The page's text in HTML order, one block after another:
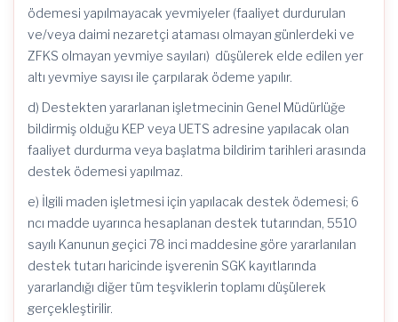
ödemesi yapılmayacak yevmiyeler (faaliyet durdurulan
ve/veya daimi nezaretçi ataması olmayan günlerdeki ve
ZFKS olmayan yevmiye sayıları) düşülerek elde edilen yer
altı yevmiye sayısı ile çarpılarak ödeme yapılır.
d) Destekten yararlanan işletmecinin Genel Müdürlüğe
bildirmiş olduğu KEP veya UETS adresine yapılacak olan
faaliyet durdurma veya başlatma bildirim tarihleri arasında
destek ödemesi yapılmaz.
e) İlgili maden işletmesi için yapılacak destek ödemesi; 6
ncı madde uyarınca hesaplanan destek tutarından, 5510
sayılı Kanunun geçici 78 inci maddesine göre yararlanılan
destek tutarı haricinde işverenin SGK kayıtlarında
yararlandığı diğer tüm teşviklerin toplamı düşülerek
gerçekleştirilir.